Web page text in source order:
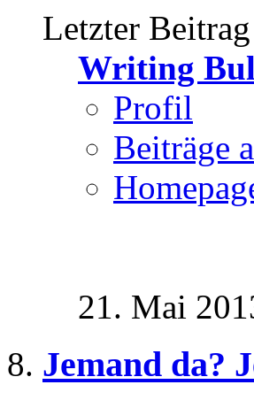
Letzter
Writing
Profil
Beiträge
21. Mai
Jemand da?